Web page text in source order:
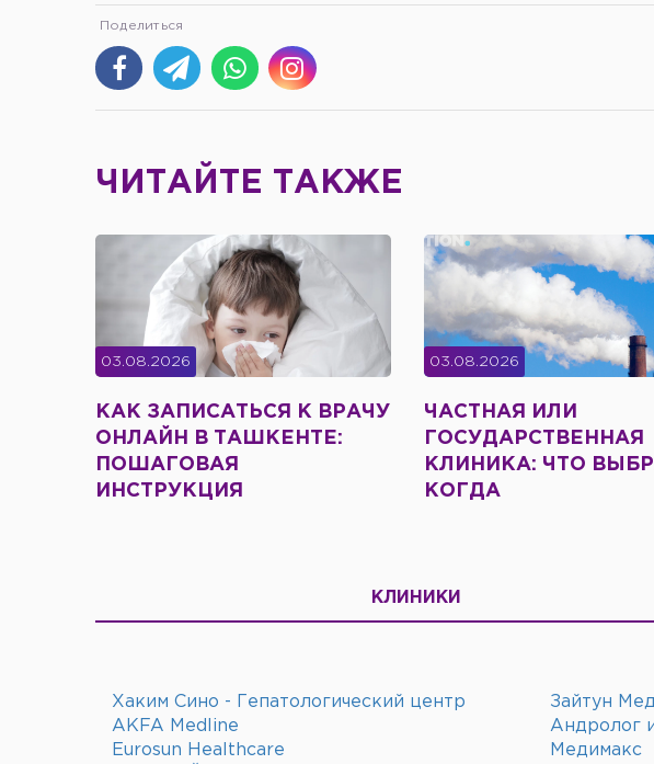
ЧИТАЙТЕ ТАКЖЕ
03.08.2026
КАК ЗАПИСАТЬСЯ К ВРАЧУ
ОНЛАЙН В ТАШКЕНТЕ:
ПОШАГОВАЯ
ИНСТРУКЦИЯ
03.08.2026
ЧАСТНАЯ ИЛИ
ГОСУДАРСТВЕННАЯ
КЛИНИКА: ЧТО
КОГДА
КЛИНИКИ
Хаким Сино - Гепатологический центр Зайтун
AKFA Medline
Андролог
Eurosun Healthcare
Медимакс